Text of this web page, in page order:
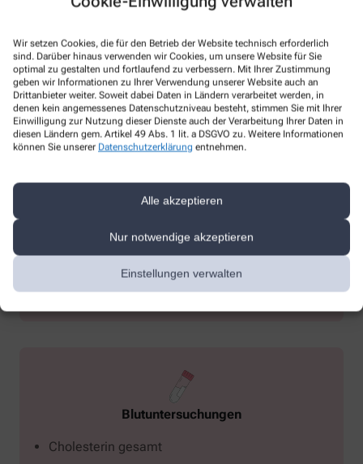
Wir setzen Cookies, die für den Betrieb der Website technisch erforderlich
sind. Darüber hinaus verwenden wir Cookies, um unsere Website für Sie
optimal zu gestalten und fortlaufend zu verbessern. Mit Ihrer Zustimmung
geben wir Informationen zu Ihrer Verwendung unserer Website auch an
Drittanbieter weiter. Soweit dabei Daten in Ländern verarbeitet werden, in
denen kein angemessenes Datenschutzniveau besteht, stimmen Sie mit Ihrer
Einwilligung zur Nutzung dieser Dienste auch der Verarbeitung Ihrer Daten in
diesen Ländern gem. Artikel 49 Abs. 1 lit. a DSGVO zu. Weitere Informationen
können Sie unserer Datenschutzerklärung entnehmen.
Alle akzeptieren
Nur notwendige akzeptieren
Einstellungen verwalten
Körperfettmessung
Verleih
Elektrische Milchpumpen
Blutuntersuchungen
Cholesterin gesamt